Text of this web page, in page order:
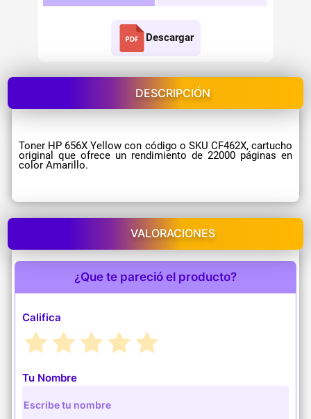
Descargar
DESCRIPCIÓN
Toner HP 656X Yellow con código o SKU CF462X, cartucho
original que ofrece un rendimiento de 22000 páginas en
color Amarillo.
VALORACIONES
¿Que te pareció el producto?
Califica
Tu Nombre